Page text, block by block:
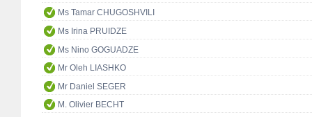
Ms Tamar CHUGOSHVILI
Ms Irina PRUIDZE
Ms Nino GOGUADZE
Mr Oleh LIASHKO
Mr Daniel SEGER
M. Olivier BECHT